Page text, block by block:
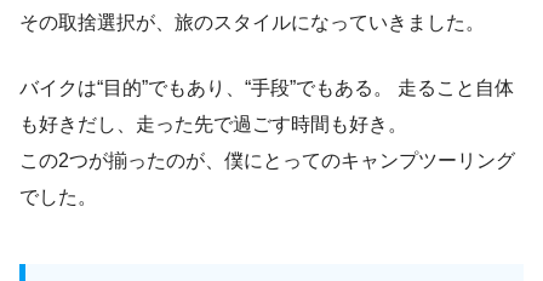
その取捨選択が、旅のスタイルになっていきました。
バイクは“目的”でもあり、“手段”でもある。 走ること自体
も好きだし、走った先で過ごす時間も好き。
この2つが揃ったのが、僕にとってのキャンプツーリング
でした。